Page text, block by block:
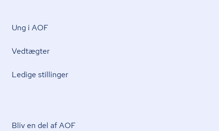
Ung i AOF
Vedtægter
Ledige stillinger
Bliv en del af AOF